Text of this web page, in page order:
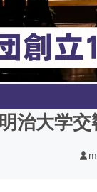
治大学